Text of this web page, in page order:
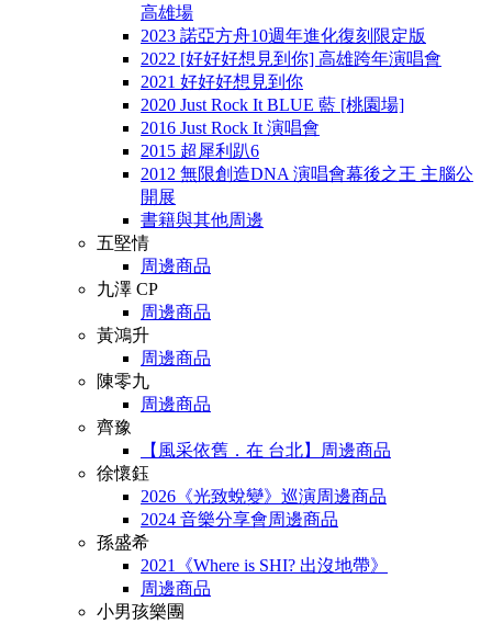
高雄場
2023 諾亞方舟10週年進化復刻限定版
2022 [好好好想見到你] 高雄跨年演唱會
2021 好好好想見到你
2020 Just Rock It BLUE 藍 [桃園場]
2016 Just Rock It 演唱會
2015 超犀利趴6
2012 無限創造DNA 演唱會幕後之王 主腦公
開展
書籍與其他周邊
五堅情
周邊商品
九澤 CP
周邊商品
黃鴻升
周邊商品
陳零九
周邊商品
齊豫
【風采依舊．在 台北】周邊商品
徐懷鈺
2026《光致蛻變》巡演周邊商品
2024 音樂分享會周邊商品
孫盛希
2021《Where is SHI? 出沒地帶》
周邊商品
小男孩樂團